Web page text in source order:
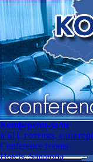
Конференц-зали
в БЦ, готелях,
Conference rooms
Hotels. Sanatoria